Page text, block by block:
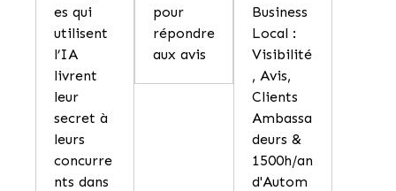
es qui
utilisent
l’IA
livrent
leur
secret à
leurs
concurre
nts dans
pour
répondre
aux avis
Business
Local :
Visibilité
, Avis,
Clients
Ambassa
deurs &
1500h/an
d'Autom